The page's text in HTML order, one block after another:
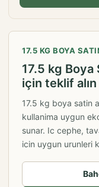
17.5 KG BOYA
17.5 kg Boya
için teklif alın
17.5 kg boya satin
kullanima uygun
sunar. Ic cephe,
icin uygun urunleri